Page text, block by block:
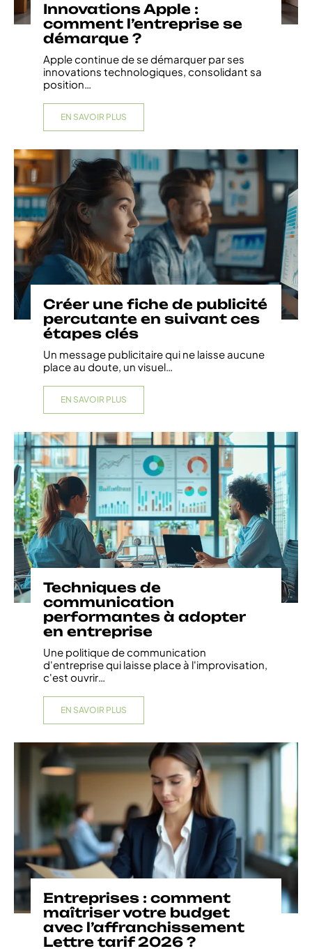
Innovations Apple :
comment l’entreprise se
démarque ?
Apple continue de se démarquer par ses
innovations technologiques, consolidant sa
position
EN SAVOIR PLUS
Créer une fiche de publicité
percutante en suivant ces
étapes clés
Un message publicitaire qui ne laisse aucune
place au doute, un visuel…
EN SAVOIR PLUS
Techniques de
communication
performantes à adopter
en entreprise
Une politique de communication
d'entreprise qui laisse place à l'improvisation,
c'est ouvrir…
EN SAVOIR PLUS
Entreprises : comment
maîtriser votre budget
avec l’affranchissement
Lettre tarif 2026 ?